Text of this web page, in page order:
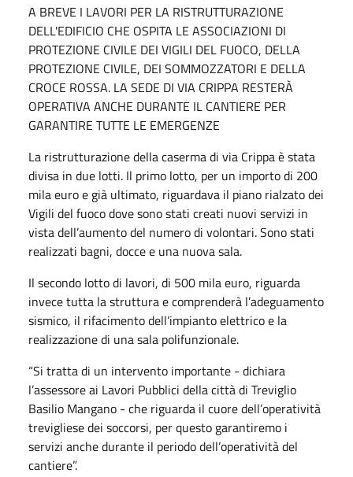
A BREVE I LAVORI PER LA RISTRUTTURAZIONE
DELL'EDIFICIO CHE OSPITA LE ASSOCIAZIONI DI
PROTEZIONE CIVILE DEI VIGILI DEL FUOCO, DELLA
PROTEZIONE CIVILE, DEI SOMMOZZATORI E DELLA
CROCE ROSSA. LA SEDE DI VIA CRIPPA RESTERÀ
OPERATIVA ANCHE DURANTE IL CANTIERE PER
GARANTIRE TUTTE LE EMERGENZE
La ristrutturazione della caserma di via Crippa è stata
divisa in due lotti. Il primo lotto, per un importo di 200
mila euro e già ultimato, riguardava il piano rialzato dei
Vigili del fuoco dove sono stati creati nuovi servizi in
vista dell’aumento del numero di volontari. Sono stati
realizzati bagni, docce e una nuova sala.
Il secondo lotto di lavori, di 500 mila euro, riguarda
invece tutta la struttura e comprenderà l’adeguamento
sismico, il rifacimento dell’impianto elettrico e la
realizzazione di una sala polifunzionale.
“Si tratta di un intervento importante - dichiara
l’assessore ai Lavori Pubblici della città di Treviglio
Basilio Mangano - che riguarda il cuore dell’operatività
trevigliese dei soccorsi, per questo garantiremo i
servizi anche durante il periodo dell’operatività del
cantiere”.